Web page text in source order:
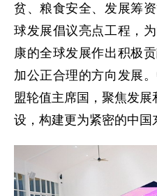
贫、粮食安全、发展筹
球发展倡议亮点工程，
康的全球发展作出积极
加公正合理的方向发展
盟轮值主席国，聚焦发展
设，构建更为紧密的中国